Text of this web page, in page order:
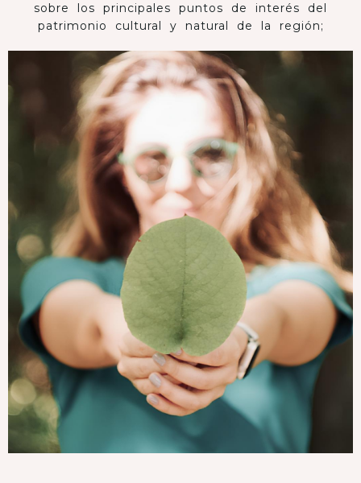
sobre los principales puntos de interés del
patrimonio cultural y natural de la región;